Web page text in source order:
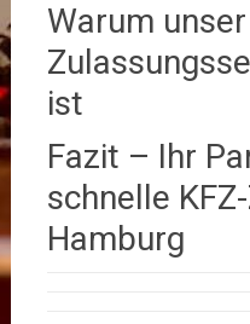
Warum
ist
Fazit – Ihr
schnelle
Hamburg